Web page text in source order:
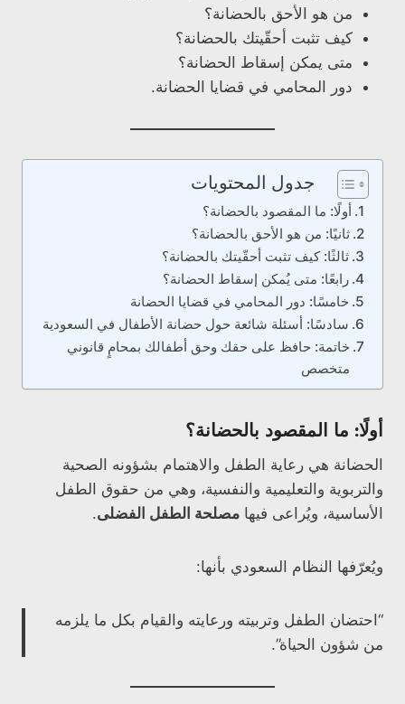
من هو الأحق بالحضانة؟
كيف تثبت أحقّيتك بالحضانة؟
متى يمكن إسقاط الحضانة؟
دور المحامي في قضايا الحضانة.
جدول المحتويات
أولًا: ما المقصود بالحضانة؟
ثانيًا: من هو الأحق بالحضانة؟
ثالثًا: كيف تثبت أحقّيتك بالحضانة؟
رابعًا: متى يُمكن إسقاط الحضانة؟
خامسًا: دور المحامي في قضايا الحضانة
سادسًا: أسئلة شائعة حول حضانة الأطفال في السعودية
خاتمة: حافظ على حقك وحق أطفالك بمحامٍ قانوني
متخصص
أولًا: ما المقصود بالحضانة؟
الحضانة هي رعاية الطفل والاهتمام بشؤونه الصحية
والتربوية والتعليمية والنفسية، وهي من حقوق الطفل
الأساسية، ويُراعى فيها مصلحة الطفل الفضلى.
ويُعرّفها النظام السعودي بأنها:
“احتضان الطفل وتربيته ورعايته والقيام بكل ما يلزمه
من شؤون الحياة”.